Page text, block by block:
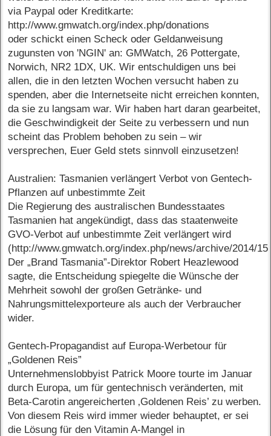
via Paypal oder Kreditkarte:
http://www.gmwatch.org/index.php/donations
oder schickt einen Scheck oder Geldanweisung
zugunsten von 'NGIN' an: GMWatch, 26 Pottergate,
Norwich, NR2 1DX, UK. Wir entschuldigen uns bei
allen, die in den letzten Wochen versucht haben zu
spenden, aber die Internetseite nicht erreichen konnten,
da sie zu langsam war. Wir haben hart daran gearbeitet,
die Geschwindigkeit der Seite zu verbessern und nun
scheint das Problem behoben zu sein – wir
versprechen, Euer Geld stets sinnvoll einzusetzen!
Australien: Tasmanien verlängert Verbot von Gentech-
Pflanzen auf unbestimmte Zeit
Die Regierung des australischen Bundesstaates
Tasmanien hat angekündigt, dass das staatenweite
GVO-Verbot auf unbestimmte Zeit verlängert wird
(http://www.gmwatch.org/index.php/news/archive/2014/
Der „Brand Tasmania”-Direktor Robert Heazlewood
sagte, die Entscheidung spiegelte die Wünsche der
Mehrheit sowohl der großen Getränke- und
Nahrungsmittelexporteure als auch der Verbraucher
wider.
Gentech-Propagandist auf Europa-Werbetour für
„Goldenen Reis”
Unternehmenslobbyist Patrick Moore tourte im Januar
durch Europa, um für gentechnisch veränderten, mit
Beta-Carotin angereicherten ‚Goldenen Reis’ zu werben.
Von diesem Reis wird immer wieder behauptet, er sei
die Lösung für den Vitamin A-Mangel in